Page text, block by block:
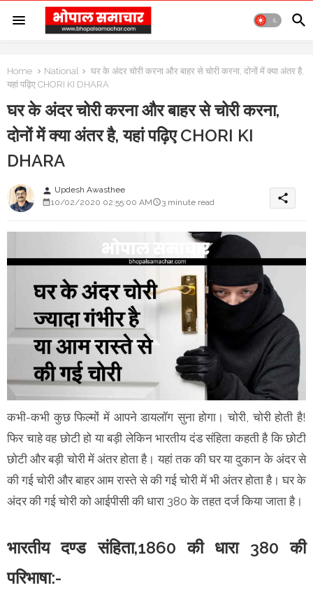
Home National
घर के अंदर चोरी करना और बाहर से चोरी करना, दोनों में क्या अंतर है,
यहां पढ़िए CHORI KI DHARA
घर के अंदर चोरी करना और बाहर से चोरी करना,
दोनों में क्या अंतर है, यहां पढ़िए CHORI KI
DHARA
person Updesh Awasthee
10/02/2020 02:55:00 AM
3 minute read share
कभी-कभी कुछ फिल्मों में आपने डायलॉग सुना होगा। चोरी, चोरी होती है!
फिर चाहे वह छोटी हो या बड़ी लेकिन भारतीय दंड संहिता कहती है कि छोटी
छोटी और बड़ी चोरी में अंतर होता है। यहां तक की घर या दुकान के अंदर से
की गई चोरी और बाहर आम रास्ते से की गई चोरी में भी अंतर होता है। घर के
अंदर की गई चोरी को आईपीसी की धारा 380 के तहत दर्ज किया जाता है।
भारतीय दण्ड संहिता,1860 की धारा 380 की
परिभाषा:-